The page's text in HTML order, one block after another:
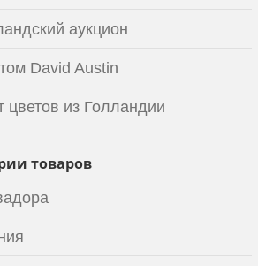
аукцион
David Austin
из Голландии
товаров